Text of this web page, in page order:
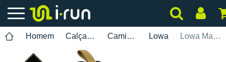
Homem Calçados Caminhada Lowa Lowa Maddox Pro Gore-Tex Low